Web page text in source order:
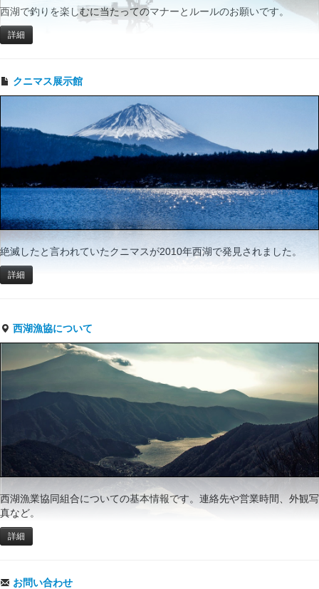
西湖で釣りを楽しむに当たってのマナーとルールのお願いです。
詳細
クニマス展示館
絶滅したと言われていたクニマスが2010年西湖で発見されました。
詳細
西湖漁協について
西湖漁業協同組合についての基本情報です。連絡先や営業時間、外観写
真など。
詳細
お問い合わせ